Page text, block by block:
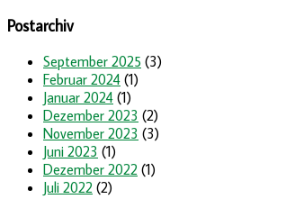
Postarchiv
September 2025 (3)
Februar 2024 (1)
Januar 2024 (1)
Dezember 2023 (2)
November 2023 (3)
Juni 2023 (1)
Dezember 2022 (1)
Juli 2022 (2)